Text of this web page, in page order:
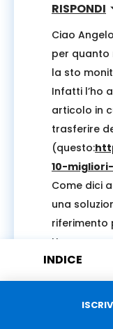
INDICE
RISPONDI
Ciao
per quanto
la sto
Infatti l’ho
articolo in
trasferire
(questo:
10-
Come dici
una
riferimento
Ho
più
A
sapere la